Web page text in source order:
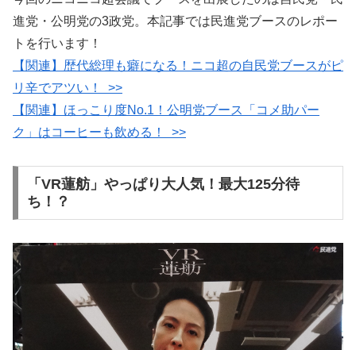
進党・公明党の3政党。本記事では民進党ブースのレポー
トを行います！
【関連】歴代総理も癖になる！ニコ超の自民党ブースがピ
リ辛でアツい！ >>
【関連】ほっこり度No.1！公明党ブース「コメ助パー
ク」はコーヒーも飲める！ >>
「VR蓮舫」やっぱり大人気！最大125分待
ち！？